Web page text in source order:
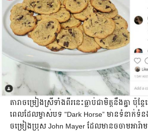
តារា​ចម្រៀង​ស្រី​ទាំង​ពីរ​នេះ​ធ្លាប់​ជា​មិត្ត​នឹង​គ្នា ប៉ុន្ត
ពេល​ដែល​​ម្ចាស់​បទ "Dark Horse” មាន​ទំនាក់ទំនង​
ចម្រៀង​ប្រុស​ John Mayer ដែល​មាន​ចចាមអារ៉ា